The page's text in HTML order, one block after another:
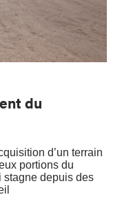
du
d’un terrain
portions du
stagne depuis des